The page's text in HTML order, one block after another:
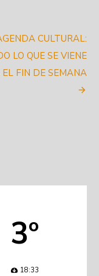
CULTURAL:
LO QUE SE VIENE
EL FIN DE SEMANA
3º
18:33